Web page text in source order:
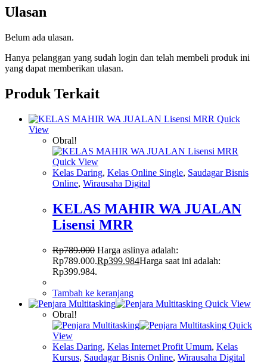
Ulasan
Belum ada ulasan.
Hanya pelanggan yang sudah login dan telah membeli produk ini
yang dapat memberikan ulasan.
Produk Terkait
Quick
View
Obral!
Quick View
Kelas Daring, Kelas Online Single, Saudagar Bisnis
Online, Wirausaha Digital
KELAS MAHIR WA JUALAN
Lisensi MRR
Rp789.000 Harga aslinya adalah:
Rp789.000.Rp399.984Harga saat ini adalah:
Rp399.984.
Tambah ke keranjang
Quick View
Obral!
Quick
View
Kelas Daring, Kelas Internet Profit Umum, Kelas
Kursus, Saudagar Bisnis Online, Wirausaha Digital